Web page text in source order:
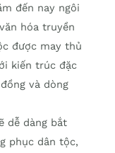
đến nay ngôi
hóa truyền
được may thủ
kiến trúc đặc
và dòng
dễ dàng bắt
phục dân tộc,